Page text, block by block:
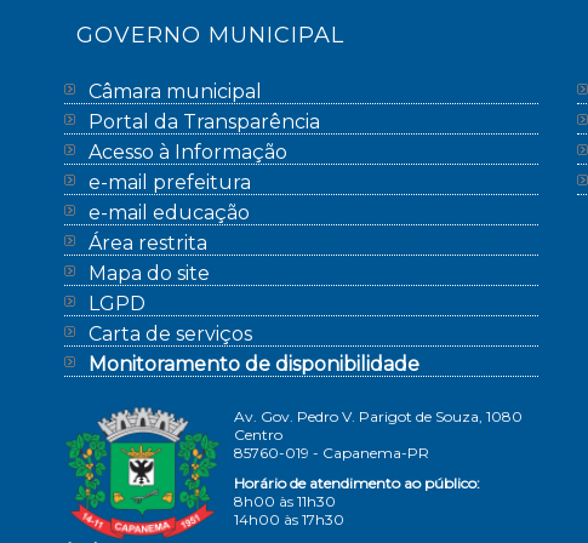
GOVERNO MUNICIPAL
Câmara municipal
Portal da Transparência
Acesso à Informação
e-mail prefeitura
e-mail educação
Área restrita
Mapa do site
LGPD
Carta de serviços
Monitoramento de disponibilidade
Av. Gov. Pedro V. Parigot de Souza, 1080
Centro
85760-019 - Capanema-PR
Horário de atendimento ao público:
8h00 às 11h30
14h00 às 17h30